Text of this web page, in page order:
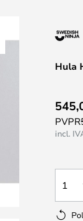
Hula
PVPR
incl.
1